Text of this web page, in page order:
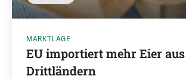
MARKTLAGE
EU importiert mehr Eier aus
Drittländern